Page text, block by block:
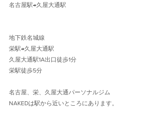
名古屋駅→久屋大通駅
地下鉄名城線
栄駅→久屋大通駅
久屋大通駅1A出口徒歩1分
栄駅徒歩5分
名古屋、栄、久屋大通パーソナルジム
NAKEDは駅から近いところにあります。